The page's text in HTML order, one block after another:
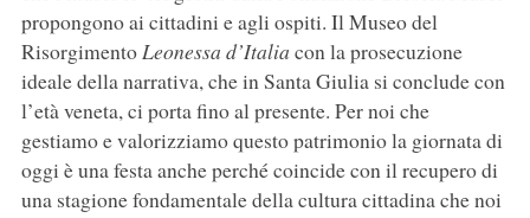
propongono ai cittadini e agli ospiti. Il Museo del
RisorgimentoLeonessa d’Italia con la prosecuzione
ideale della narrativa, che in Santa Giulia si conclude con
l’età veneta, ci porta fino al presente. Per noi che
gestiamo e valorizziamo questo patrimonio la giornata di
oggi è una festa anche perché coincide con il recupero di
una stagione fondamentale della cultura cittadina che noi